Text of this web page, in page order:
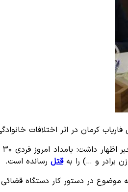
قتل رسانده است.
موضوع در دستور کار دستگاه